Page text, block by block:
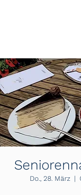
Do., 28. März
  |